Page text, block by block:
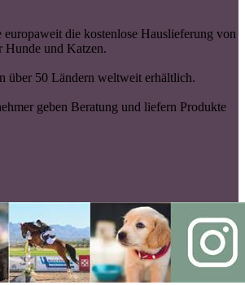
europaweit die kostenlose Hauslieferung von
Hunde und Katzen.
über 50 Ländern weltweit erhältlich.
geben Beratung und liefern Produkte